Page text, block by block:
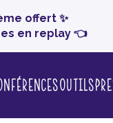
offert ✨
en replay 👈
Outils